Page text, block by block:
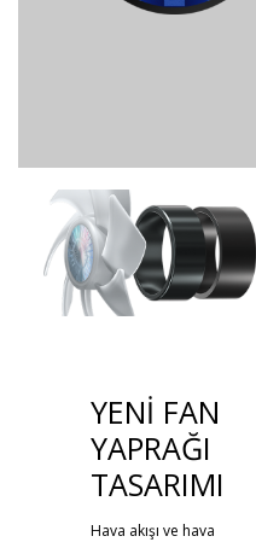
YENİ FAN
YAPRAĞI
TASARIMI
Hava akışı ve hava